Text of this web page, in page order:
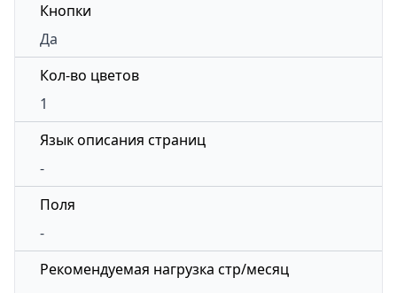
Кнопки
Да
Кол-во цветов
1
Язык описания страниц
-
Поля
-
Рекомендуемая нагрузка стр/месяц